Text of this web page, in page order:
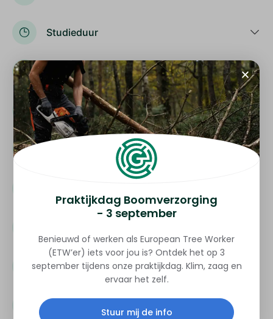
Studieduur
Kwalificatie
Toetsing
Toelatingseisen
Locatie
Praktijkdag Boomverzorging
- 3 september
Benieuwd of werken als European Tree Worker
(ETW’er) iets voor jou is? Ontdek het op 3
september tijdens onze praktijkdag. Klim, zaag en
ervaar het zelf.
Stuur mij de info